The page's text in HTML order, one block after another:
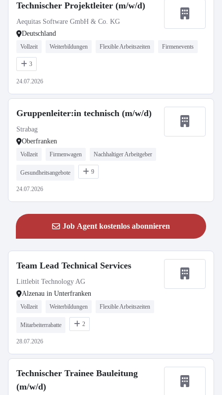
Technischer Projektleiter (m/w/d)
Aequitas Software GmbH & Co. KG
Deutschland
Vollzeit Weiterbildungen Flexible Arbeitszeiten Firmenevents
3
24.07.2026
Gruppenleiter:in technisch (m/w/d)
Strabag
Oberfranken
Vollzeit Firmenwagen Nachhaltiger Arbeitgeber
Gesundheitsangebote 9
24.07.2026
Job Agent kostenlos abonnieren
Team Lead Technical Services
Littlebit Technology AG
Alzenau in Unterfranken
Vollzeit Weiterbildungen Flexible Arbeitszeiten
Mitarbeiterrabatte 2
28.07.2026
Technischer Trainee Bauleitung
(m/w/d)